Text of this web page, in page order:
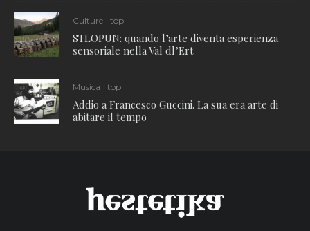
Culture top
STLOPUN: quando l’arte diventa esperienza
sensoriale nella Val dl’Ert
Musica top
Addio a Francesco Guccini. La sua era arte di
abitare il tempo